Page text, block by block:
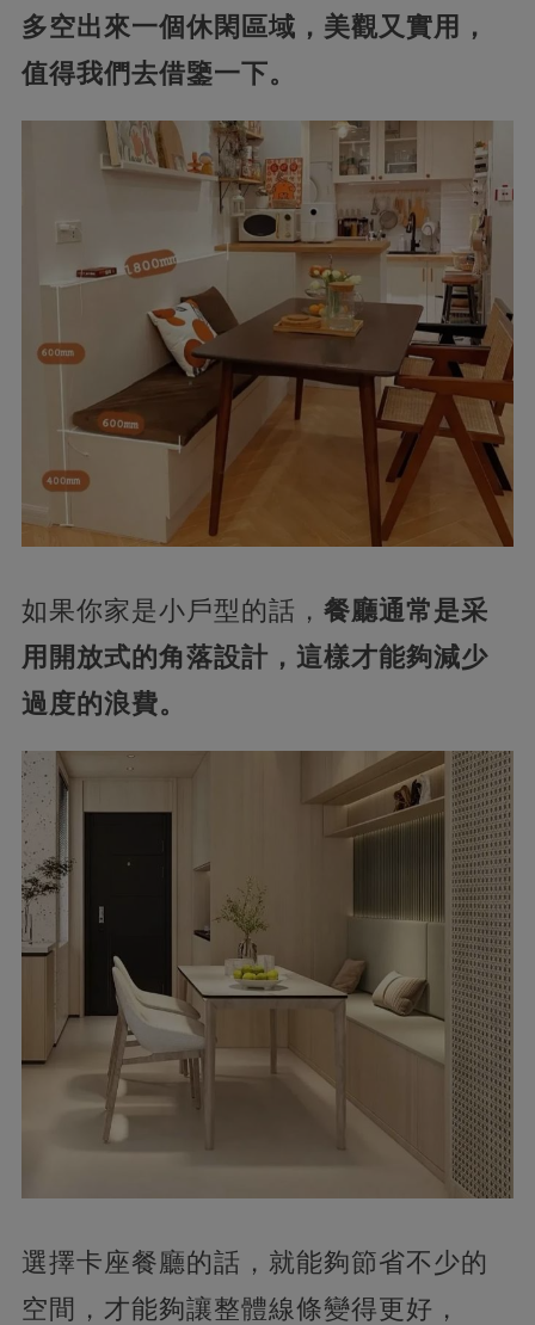
多空出來一個休閑區域，美觀又實用，
值得我們去借鑒一下。
如果你家是小戶型的話， 餐廳通常是采
用開放式的角落設計，這樣才能夠減少
過度的浪費。
選擇卡座餐廳的話，就能夠節省不少的
空間，才能夠讓整體線條變得更好，